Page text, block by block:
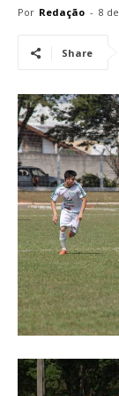
Por Redação - 8
Share